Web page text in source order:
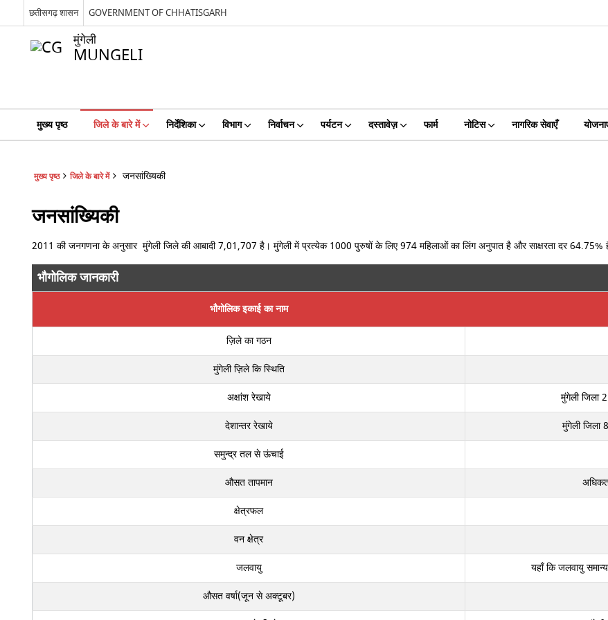
छतीसगढ़ शासन GOVERNMENT OF CHHATISGARH
मुंगेली
MUNGELI
मुख्य पृष्ठ जिले के बारे में निर्देशिका विभाग निर्वाचन पर्यटन दस्तावेज़ फार्म नोटिस नागरिक सेवाएँ
मुख्य पृष्ठ जिले के बारे में जनसांख्यिकी
जनसांख्यिकी
2011 की जनगणना के अनुसार मुंगेली जिले की आबादी 7,01,707 है। मुंगेली में प्रत्येक 1000 पुरुषों के लिए 974 महिलाओं का लिंग अनुपात है और साक्षरता दर 64.75%
भौगोलिक जानकारी
भौगोलिक इकाई का नाम
ज़िले का गठन
मुंगेली ज़िले कि स्थिति
अक्षांश रेखाये
मुंगेली जिला
देशान्तर रेखाये
मुंगेली जिला
समुन्द्र तल से ऊंचाई
औसत तापमान
क्षेत्रफल
वन क्षेत्र
जलवायु
यहाँ कि जलवायु
औसत वर्षा(जून से अक्टूबर)